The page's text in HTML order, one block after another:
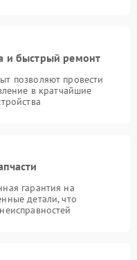
и быстрый ремонт
позволяют провести
в кратчайшие
гарантия на
детали, что